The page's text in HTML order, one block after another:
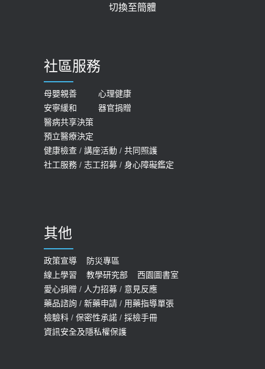
2026-05-21
女性必看國健署公費懶人包！這幾項檢
查完全免費 沒做虧大了
2026-05-14
質密度檢查！醫：注意5重點可逆轉
膝蓋退化有9大部位 骨科醫坦言：不
一定得換人工關節
2019-10-08
20歲迪士尼男星因癲癇猝逝 老人小
孩最好發、醫師點出8大前兆
2019-07-09
預約
2022-01-07
114年【公費流感及新冠疫苗】門診
預約
2025-09-30
切換至簡體
社區服務
母嬰親善
心理健康
安寧緩和
器官捐贈
醫病共享決策
預立醫療決定
健康檢查 / 講座活動 / 共同照護
社工服務 / 志工招募 / 身心障礙鑑定
其他
政策宣導
防災專區
線上學習
教學研究部
西園圖書室
愛心捐贈 / 人力招募 / 意見反應
藥品諮詢 / 新藥申請 / 用藥指導單張
檢驗科 / 保密性承諾 / 採檢手冊
資訊安全及隱私權保護